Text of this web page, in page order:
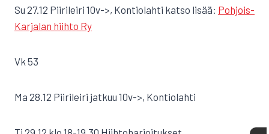
Su 27.12 Piirileiri 10v->, Kontiolahti katso lisää: Pohjois-
Karjalan hiihto Ry
Vk 53
Ma 28.12 Piirileiri jatkuu 10v->, Kontiolahti